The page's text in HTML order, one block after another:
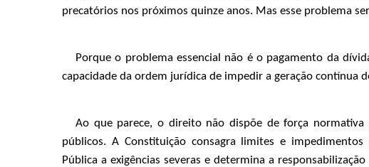
precatórios nos próximos quinze anos. Mas esse problema
Porque o problema essencial não é o pagamento da
capacidade da ordem jurídica de impedir a geração contínua
Ao que parece, o direito não dispõe de força
públicos. A Constituição consagra limites e
Pública a exigências severas e determina a